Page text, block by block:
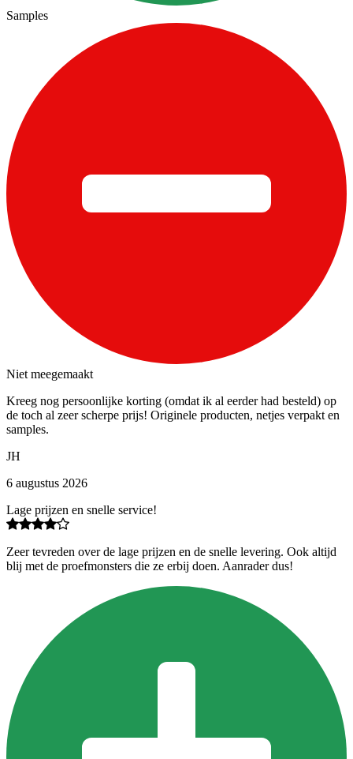
Samples
Niet meegemaakt
Kreeg nog persoonlijke korting (omdat ik al eerder had besteld) op
de toch al zeer scherpe prijs! Originele producten, netjes verpakt en
samples.
JH
6 augustus 2026
Lage prijzen en snelle service!
Zeer tevreden over de lage prijzen en de snelle levering. Ook altijd
blij met de proefmonsters die ze erbij doen. Aanrader dus!